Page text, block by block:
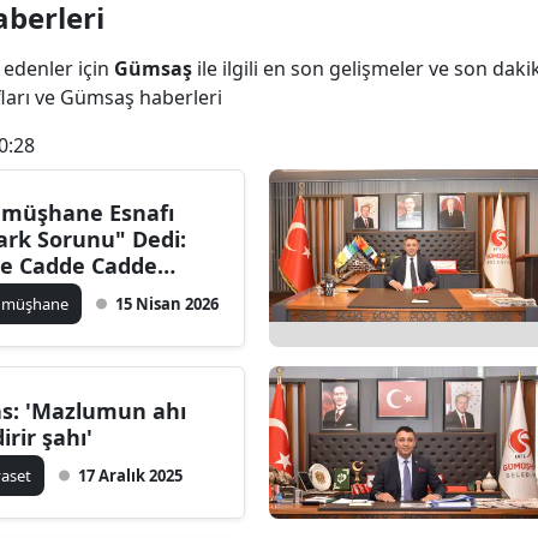
Bingöl
Bolu
Burdur
Bursa
Çanakkale
Çankırı
Çorum
Denizli
Diyarbakır
için Gümsaş ile ilgili en son gelişmeler ve son
ve Gümsaş haberleri
Esnafı
Sorunu" Dedi:
Cadde Cadde
Çözümler!15 Nisan 2026
'Mazlumun ahı
şahı'
17 Aralık 2025